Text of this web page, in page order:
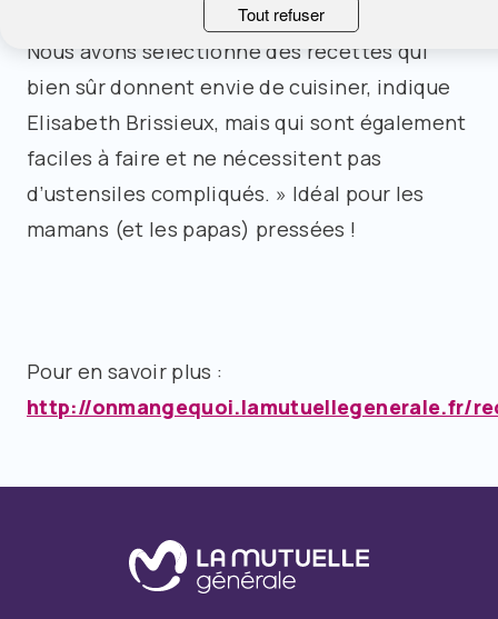
elles se distinguent par leur simplicité. «
Nous avons sélectionné des recettes qui
bien sûr donnent envie de cuisiner, indique
Elisabeth Brissieux, mais qui sont également
faciles à faire et ne nécessitent pas
d’ustensiles compliqués. » Idéal pour les
mamans (et les papas) pressées !
Pour en savoir plus :
http://onmangequoi.lamutuellegenerale.fr/
Tout refuser